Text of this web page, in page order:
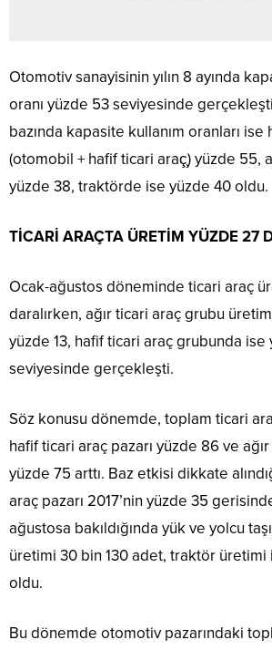
Otomotiv sanayisinin yılın 8 ayında
oranı yüzde 53 seviyesinde
bazında kapasite kullanım oranları ise
(otomobil + hafif ticari araç̧) yüzde 55,
yüzde 38, traktörde ise yüzde 40 oldu.
TİCARİ ARAÇTA ÜRETİM YÜZDE 27
Ocak-ağustos döneminde ticari araç
daralırken, ağır ticari araç grubu
yüzde 13, hafif ticari araç grubunda ise
seviyesinde gerçekleşti.
Söz konusu dönemde, toplam ticari
hafif ticari araç pazarı yüzde 86 ve
yüzde 75 arttı. Baz etkisi dikkate
araç pazarı 2017’nin yüzde 35
ağustosa bakıldığında yük ve yolcu
üretimi 30 bin 130 adet, traktör
oldu.
Bu dönemde otomotiv pazarındaki